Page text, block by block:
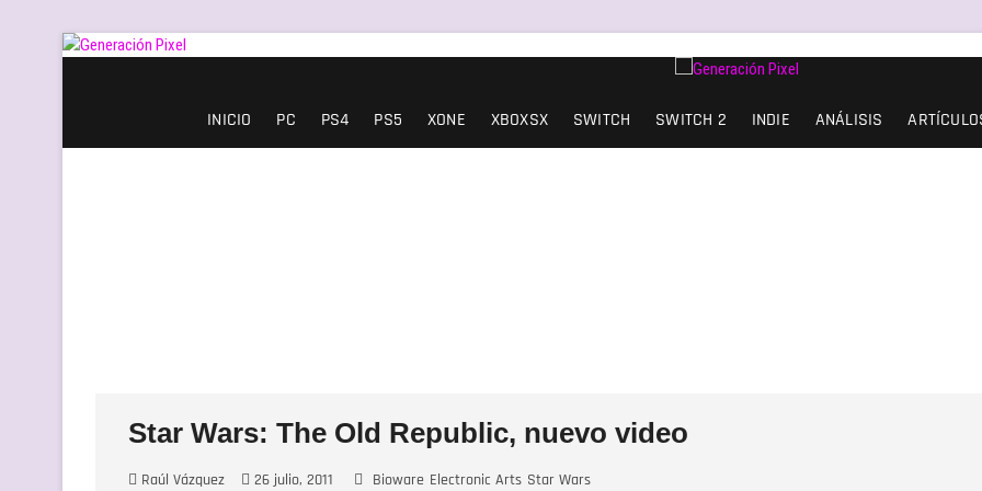
Saltar
Generación Pixel
INICIO PC PS4 PS5 XONE XBOXSX SWITCH SWITCH 2 INDIE ANÁLISIS
Star Wars: The Old Republic, nuevo video
Raúl Vázquez 26 julio, 2011 Bioware Electronic Arts Star Wars